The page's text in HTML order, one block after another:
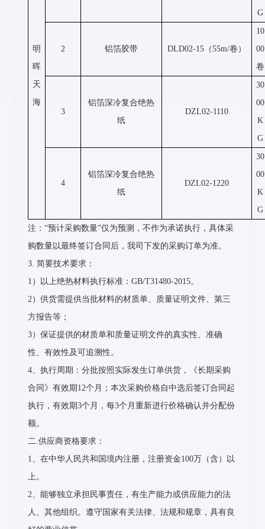
明
晖
天
海
G
2 铝箔胶带 DLD02-15（55m/卷）
10
00
卷
3
铝箔深冷复合绝热
纸
DZL02-1110
30
00
K
G
4
铝箔深冷复合绝热
纸
DZL02-1220
30
00
K
G
注：“预计采购数量”仅为预测，不作为承诺执行，具体采
购数量以最终签订合同后，我司下发的采购订单为准。
3. 简要技术要求：
1）以上绝热材料执行标准：GB/T31480-2015。
2）供货需提供当批材料的材质单、质量证明文件、第三
方报告等；
3）保证提供的材质单和质量证明文件的真实性、准确
性、有效性及可追溯性。
4、执行周期：分批按照实际发生订单供货，《长期采购
合同》有效期12个月；本次采购价格自中选后签订合同起
执行，有效期3个月，每3个月重新进行价格确认并分配份
额。
二.供应商资格要求：
1、在中华人民共和国境内注册，注册资金100万（含）以
上。
2、能够独立承担民事责任，有生产能力或供应能力的法
人、其他组织。遵守国家有关法律、法规和规章，具有良